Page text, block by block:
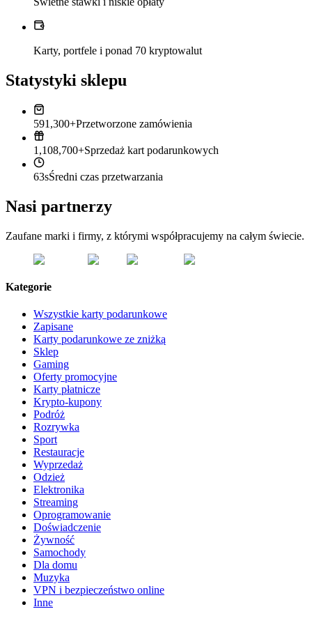
Karty, portfele i ponad 70 kryptowalut
Statystyki sklepu
591,300+Przetworzone zamówienia
1,108,700+Sprzedaż kart podarunkowych
63sŚredni czas przetwarzania
Nasi partnerzy
Zaufane marki i firmy, z którymi współpracujemy na całym świecie.
Kategorie
Wszystkie karty podarunkowe
Zapisane
Karty podarunkowe ze zniżką
Sklep
Gaming
Oferty promocyjne
Karty płatnicze
Krypto-kupony
Podróż
Rozrywka
Sport
Restauracje
Wyprzedaż
Odzież
Elektronika
Streaming
Oprogramowanie
Doświadczenie
Żywność
Samochody
Dla domu
Muzyka
VPN i bezpieczeństwo online
Inne